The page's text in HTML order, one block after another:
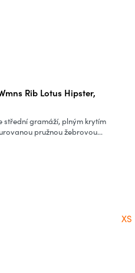
Rib Lotus Hipster,
střední gramáží, plným krytím
pružnou žebrovou...
XS